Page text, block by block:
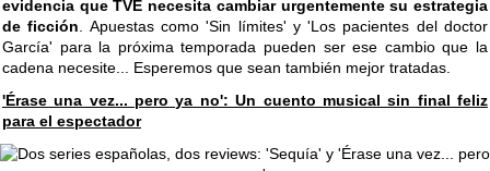
evidencia que TVE necesita cambiar urgentemente su estrategia
de ficción . Apuestas como 'Sin límites' y 'Los pacientes del doctor
García' para la próxima temporada pueden ser ese cambio que la
cadena necesite... Esperemos que sean también mejor tratadas.
'Érase una vez... pero ya no': Un cuento musical sin final feliz
para el espectador